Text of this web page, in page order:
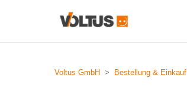
Voltus GmbH Bestellung & Einkauf